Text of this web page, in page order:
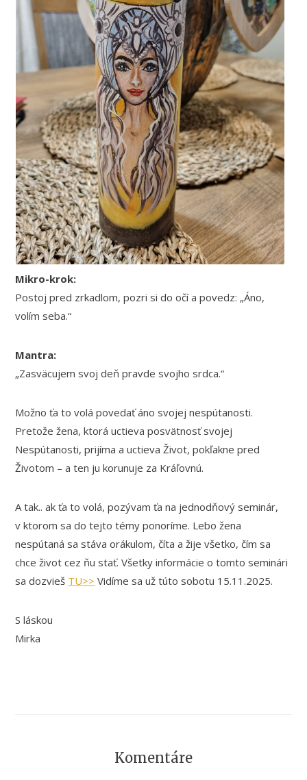
Mikro-krok:
Postoj pred zrkadlom, pozri si do očí a povedz: „Áno,
volím seba.“
Mantra:
„Zasväcujem svoj deň pravde svojho srdca.“
Možno ťa to volá povedať áno svojej nespútanosti.
Pretože žena, ktorá uctieva posvätnosť svojej
Nespútanosti, prijíma a uctieva Život, pokľakne pred
Životom – a ten ju korunuje za Kráľovnú.
A tak.. ak ťa to volá, pozývam ťa na jednodňový seminár,
v ktorom sa do tejto témy ponoríme. Lebo žena
nespútaná sa stáva orákulom, číta a žije všetko, čím sa
chce život cez ňu stať. Všetky informácie o tomto seminári
sa dozvieš TU>> Vidíme sa už túto sobotu 15.11.2025.
S láskou
Mirka
Komentáre